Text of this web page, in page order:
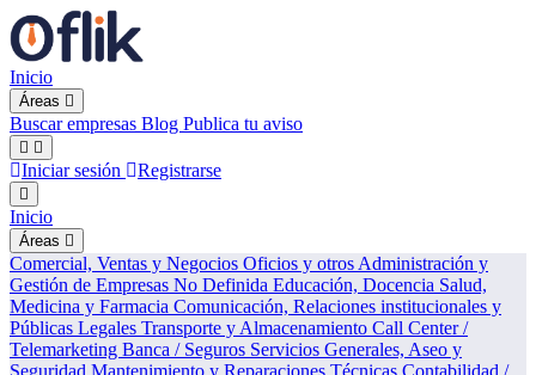
Inicio
Áreas
Buscar empresas Blog Publica tu aviso
Iniciar sesión Registrarse
Inicio
Áreas
Comercial, Ventas y Negocios Oficios y otros Administración y
Gestión de Empresas No Definida Educación, Docencia Salud,
Medicina y Farmacia Comunicación, Relaciones institucionales y
Públicas Legales Transporte y Almacenamiento Call Center /
Telemarketing Banca / Seguros Servicios Generales, Aseo y
Seguridad Mantenimiento y Reparaciones Técnicas Contabilidad /